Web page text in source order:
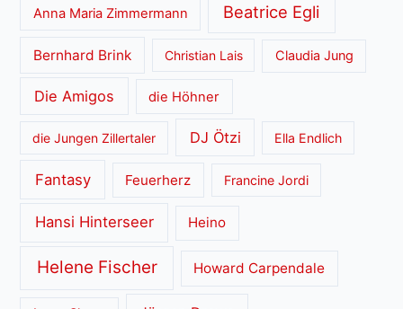
Anna Maria Zimmermann Beatrice Egli
Bernhard Brink Christian Lais Claudia Jung
Die Amigos die Höhner
die Jungen Zillertaler DJ Ötzi Ella Endlich
Fantasy Feuerherz Francine Jordi
Hansi Hinterseer Heino
Helene Fischer Howard Carpendale